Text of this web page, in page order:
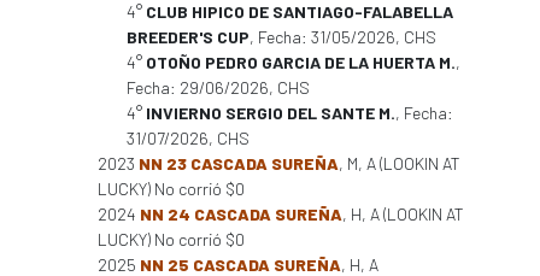
4° CLUB HIPICO DE SANTIAGO-FALABELLA
BREEDER'S CUP, Fecha: 31/05/2026, CHS
4° OTOÑO PEDRO GARCIA DE LA HUERTA M.,
Fecha: 29/06/2026, CHS
4° INVIERNO SERGIO DEL SANTE M., Fecha:
31/07/2026, CHS
2023 NN 23 CASCADA SUREÑA, M, A (LOOKIN AT
LUCKY) No corrió $0
2024 NN 24 CASCADA SUREÑA, H, A (LOOKIN AT
LUCKY) No corrió $0
2025 NN 25 CASCADA SUREÑA, H, A